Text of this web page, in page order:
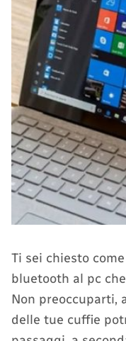
Ti sei chiesto
bluetooth al pc
Non preoccuparti,
delle tue cuffie